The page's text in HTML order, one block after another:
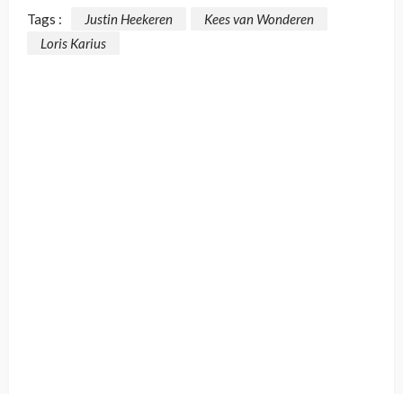
Tags : Justin Heekeren
Kees van Wonderen
Loris Karius